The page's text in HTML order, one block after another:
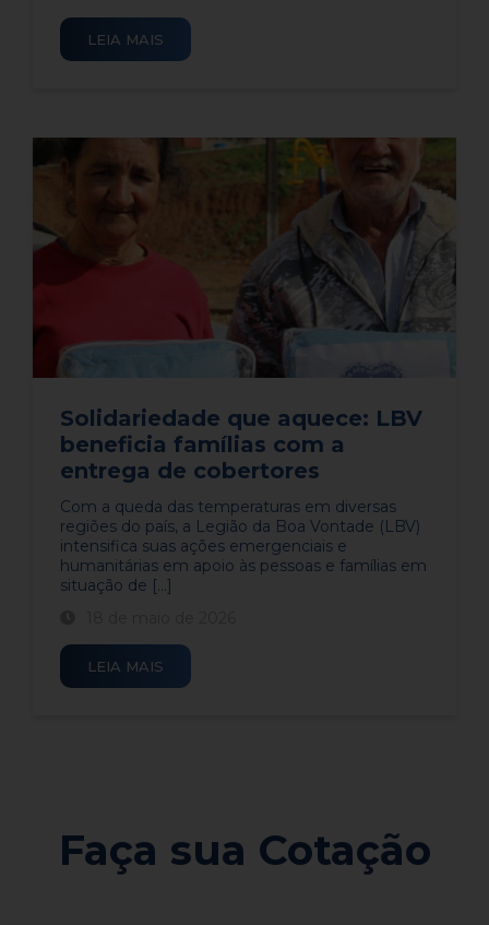
LEIA MAIS
Solidariedade que aquece: LBV
beneficia famílias com a
entrega de cobertores
​Com a queda das temperaturas em diversas
regiões do país, a Legião da Boa Vontade (LBV)
intensifica suas ações emergenciais e
humanitárias em apoio às pessoas e famílias em
situação de [...]
LEIA MAIS
Faça sua Cotação